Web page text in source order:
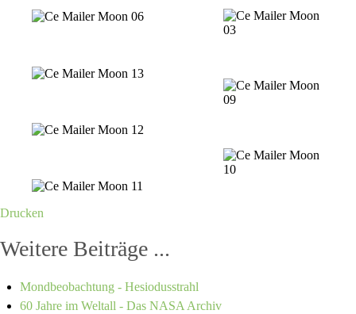
Drucken
Weitere Beiträge ...
Mondbeobachtung - Hesiodusstrahl
60 Jahre im Weltall - Das NASA Archiv